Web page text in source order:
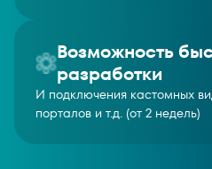
Возможность
разработки
И подключения кастомных
порталов и т.д. (от 2 недель)